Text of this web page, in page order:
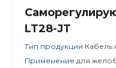
LT28-JT
Тип продукции Кабель
Применение для